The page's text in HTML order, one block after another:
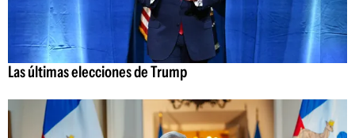
Las últimas elecciones de Trump